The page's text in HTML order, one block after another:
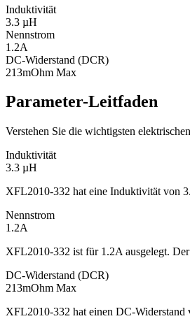
Induktivität
3.3 µH
Nennstrom
1.2A
DC-Widerstand (DCR)
213mOhm Max
Parameter-Leitfaden
Verstehen Sie die wichtigsten
Induktivität
3.3 µH
XFL2010-332 hat eine Induktivität von
Nennstrom
1.2A
XFL2010-332 ist für 1.2A ausgelegt.
DC-Widerstand (DCR)
213mOhm Max
XFL2010-332 hat einen DC-Widerstand